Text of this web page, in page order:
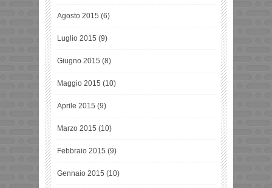
Agosto 2015 (6)
Luglio 2015 (9)
Giugno 2015 (8)
Maggio 2015 (10)
Aprile 2015 (9)
Marzo 2015 (10)
Febbraio 2015 (9)
Gennaio 2015 (10)